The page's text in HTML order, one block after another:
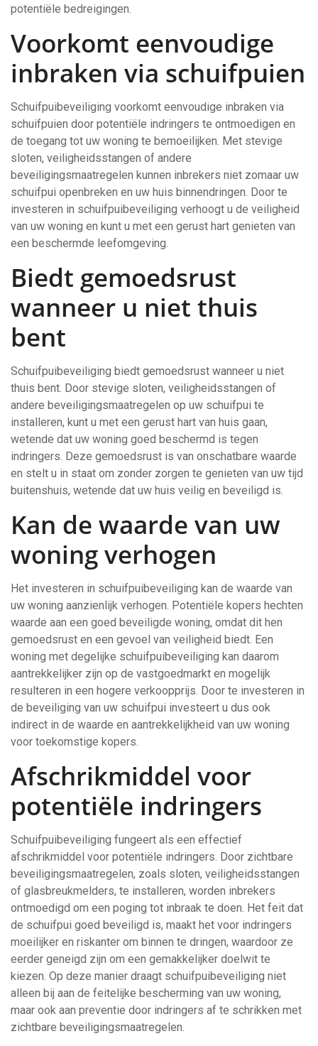
potentiële bedreigingen.
Voorkomt eenvoudige
inbraken via schuifpuien
Schuifpuibeveiliging voorkomt eenvoudige inbraken via
schuifpuien door potentiële indringers te ontmoedigen en
de toegang tot uw woning te bemoeilijken. Met stevige
sloten, veiligheidsstangen of andere
beveiligingsmaatregelen kunnen inbrekers niet zomaar uw
schuifpui openbreken en uw huis binnendringen. Door te
investeren in schuifpuibeveiliging verhoogt u de veiligheid
van uw woning en kunt u met een gerust hart genieten van
een beschermde leefomgeving.
Biedt gemoedsrust
wanneer u niet thuis
bent
Schuifpuibeveiliging biedt gemoedsrust wanneer u niet
thuis bent. Door stevige sloten, veiligheidsstangen of
andere beveiligingsmaatregelen op uw schuifpui te
installeren, kunt u met een gerust hart van huis gaan,
wetende dat uw woning goed beschermd is tegen
indringers. Deze gemoedsrust is van onschatbare waarde
en stelt u in staat om zonder zorgen te genieten van uw tijd
buitenshuis, wetende dat uw huis veilig en beveiligd is.
Kan de waarde van uw
woning verhogen
Het investeren in schuifpuibeveiliging kan de waarde van
uw woning aanzienlijk verhogen. Potentiële kopers hechten
waarde aan een goed beveiligde woning, omdat dit hen
gemoedsrust en een gevoel van veiligheid biedt. Een
woning met degelijke schuifpuibeveiliging kan daarom
aantrekkelijker zijn op de vastgoedmarkt en mogelijk
resulteren in een hogere verkoopprijs. Door te investeren in
de beveiliging van uw schuifpui investeert u dus ook
indirect in de waarde en aantrekkelijkheid van uw woning
voor toekomstige kopers.
Afschrikmiddel voor
potentiële indringers
Schuifpuibeveiliging fungeert als een effectief
afschrikmiddel voor potentiële indringers. Door zichtbare
beveiligingsmaatregelen, zoals sloten, veiligheidsstangen
of glasbreukmelders, te installeren, worden inbrekers
ontmoedigd om een poging tot inbraak te doen. Het feit dat
de schuifpui goed beveiligd is, maakt het voor indringers
moeilijker en riskanter om binnen te dringen, waardoor ze
eerder geneigd zijn om een gemakkelijker doelwit te
kiezen. Op deze manier draagt schuifpuibeveiliging niet
alleen bij aan de feitelijke bescherming van uw woning,
maar ook aan preventie door indringers af te schrikken met
zichtbare beveiligingsmaatregelen.